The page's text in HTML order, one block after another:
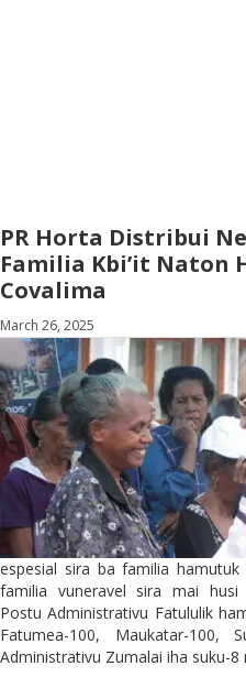
PR Horta Distribui
Familia Kbi’it Naton
Covalima
March 26, 2025
espesial sira ba familia
familia vuneravel sira mai husi
Postu Administrativu Fatululik
Fatumea-100, Maukatar-100,
Administrativu Zumalai iha suku-